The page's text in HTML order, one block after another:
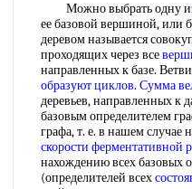
Можно выбрать одну
ее базовой вершиной, или
деревом называется
проходящих через все
направленных к базе.
образуют циклов. Сумма
деревьев, направленных к
базовым определителем
графа, т. е. в нашем случае
скорости ферментативной
нахождению всех базовых
(определителей всех